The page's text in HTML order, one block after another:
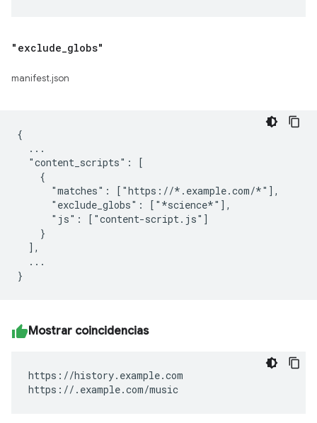
"exclude globs"
manifest.json
{
  ...
  "content_scripts": [
    {
      "matches": ["https://*.example.com/*"],
      "exclude_globs": ["*science*"],
      "js": ["content-script.js"]
    }
  ],
  ...
Mostrar coincidencias
https://history.example.com
https://.example.com/music